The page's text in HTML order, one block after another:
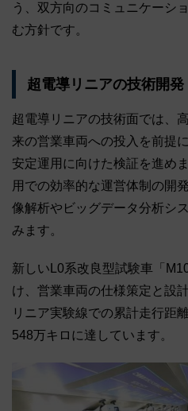
う、双方向のコミュニケーシ
む方針です。
超電導リニアの技術開発
超電導リニアの技術面では、
来の営業車両への投入を前提
安定運用に向けた検証を進め
用での効率的な運営体制の開
像解析やビッグデータ分析シ
みます。
新しいL0系改良型試験車「
け、営業車両の仕様策定と設
リニア実験線での累計走行距
548万キロに達しています。